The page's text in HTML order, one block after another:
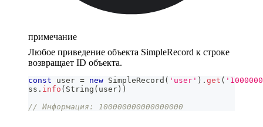
примечание
Любое приведение объекта SimpleRecord к строке
возвращает ID объекта.
const user = new SimpleRecord ( 'user' ) . get (
ss . info ( String ( user ) )
// Информация: 100000000000000000